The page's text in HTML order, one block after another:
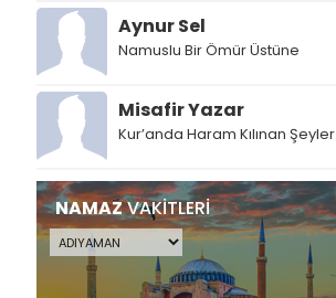
Aynur Sel
Namuslu Bir Ömür Üstüne
Misafir Yazar
Kur’anda Haram Kılınan Şeyler
NAMAZVAKİTLERİ